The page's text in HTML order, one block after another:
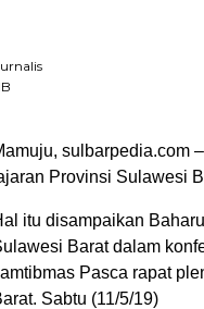
sulbarpedia.com
Provinsi Sulawesi
itu disampaikan
Barat dalam
Pasca rapat
Sabtu (11/5/19)